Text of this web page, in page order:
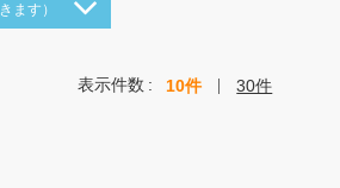
ます）
表示件数 10件 30件